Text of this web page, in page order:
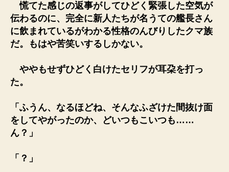
慌てた感じの返事がしてひどく緊張した空気が
伝わるのに、完全に新人たちが名うての艦長さん
に飲まれているがわかる性格のんびりしたクマ族
だ。もはや苦笑いするしかない。
ややもせずひどく白けたセリフが耳朶を打っ
た。
「ふうん、なるほどね、そんなふざけた間抜け面
をしてやがったのか、どいつもこいつも……
ん？」
「？」